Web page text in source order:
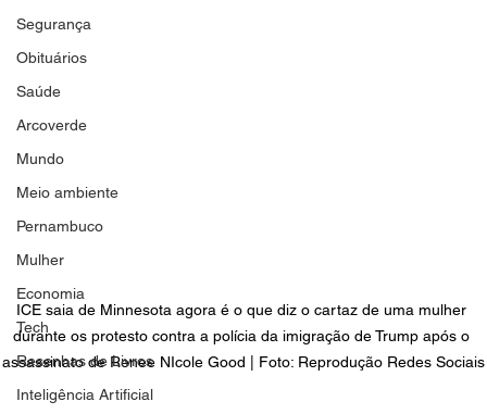
Segurança
Obituários
Saúde
Arcoverde
Mundo
Meio ambiente
Pernambuco
Mulher
Economia
Tech
Resenhas de Livros
Inteligência Artificial
ICE saia de Minnesota agora é o que diz o cartaz de uma mulher
durante os protesto contra a polícia da imigração de Trump após o
assassinato de Renee NIcole Good | Foto: Reprodução Redes Sociais